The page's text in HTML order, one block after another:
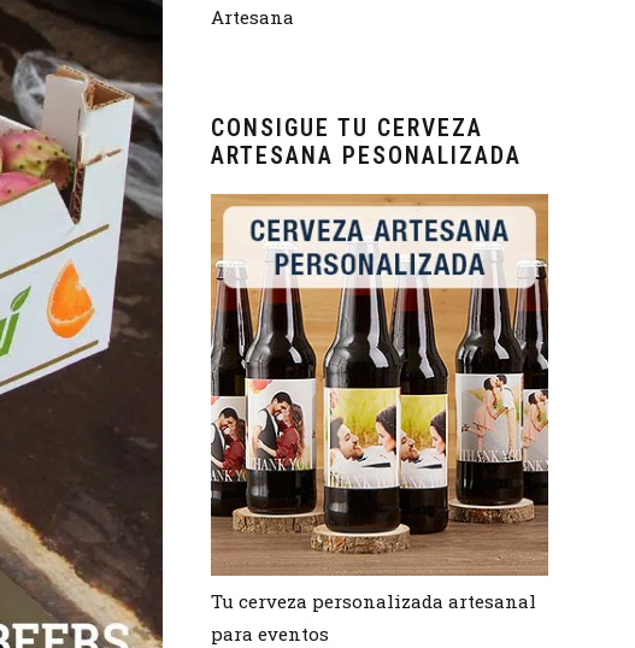
Artesana
CONSIGUE TU CERVEZA
ARTESANA PESONALIZADA
Tu cerveza personalizada artesanal
para eventos